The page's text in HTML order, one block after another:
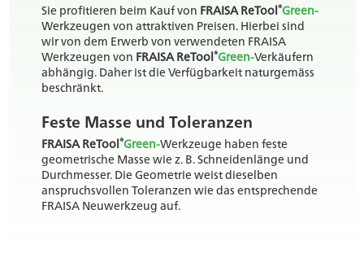
Sie profitieren beim Kauf von FRAISA ReTool®Green-
Werkzeugen von attraktiven Preisen. Hierbei sind
wir von dem Erwerb von verwendeten FRAISA
Werkzeugen von FRAISA ReTool®Green-Verkäufern
abhängig. Daher ist die Verfügbarkeit naturgemäss
beschränkt.
Feste Masse und Toleranzen
FRAISA ReTool®Green-Werkzeuge haben feste
geometrische Masse wie z. B. Schneidenlänge und
Durchmesser. Die Geometrie weist dieselben
anspruchsvollen Toleranzen wie das entsprechende
FRAISA Neuwerkzeug auf.